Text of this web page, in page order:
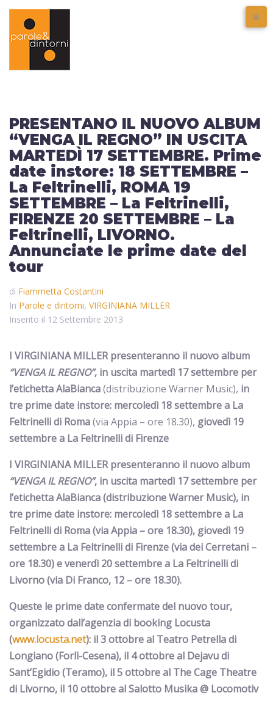
PRESENTANO IL NUOVO ALBUM
“VENGA IL REGNO” IN USCITA
MARTEDÌ 17 SETTEMBRE. Prime
date instore: 18 SETTEMBRE –
La Feltrinelli, ROMA 19
SETTEMBRE – La Feltrinelli,
FIRENZE 20 SETTEMBRE – La
Feltrinelli, LIVORNO.
Annunciate le prime date del
tour
di Fiammetta Costantini
In Parole e dintorni, VIRGINIANA MILLER
Inserito il 12 Settembre 2013
I VIRGINIANA MILLER presenteranno il nuovo album
“VENGA IL REGNO”, in uscita martedì 17 settembre per
l’etichetta AlaBianca(distribuzione Warner Music), in
tre prime date instore: mercoledì 18 settembre a La
Feltrinelli di Roma(via Appia – ore 18.30), giovedì 19
settembre a La Feltrinelli di Firenze
I VIRGINIANA MILLER presenteranno il nuovo album
“VENGA IL REGNO”, in uscita martedì 17 settembre per
l’etichetta AlaBianca(distribuzione Warner Music), in
tre prime date instore: mercoledì 18 settembre a La
Feltrinelli di Roma(via Appia – ore 18.30), giovedì 19
settembre a La Feltrinelli di Firenze(via dei Cerretani –
ore 18.30)e venerdì 20 settembre a La Feltrinelli di
Livorno(via Di Franco, 12 – ore 18.30).
Queste le prime date confermate del nuovo tour,
organizzato dall’agenzia di booking Locusta
(www.locusta.net): il3 ottobreal Teatro Petrella di
Longiano(Forlì-Cesena), il 4 ottobreal Dejavu di
Sant’Egidio(Teramo), il5 ottobreal The Cage Theatre
di Livorno, il 10 ottobreal Salotto Musika @ Locomotiv